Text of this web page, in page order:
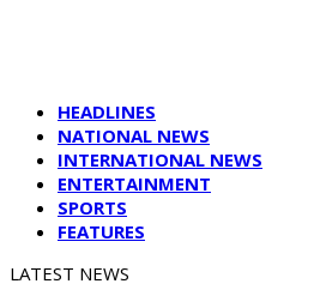
HEADLINES
NATIONAL NEWS
INTERNATIONAL NEWS
ENTERTAINMENT
SPORTS
FEATURES
LATEST NEWS